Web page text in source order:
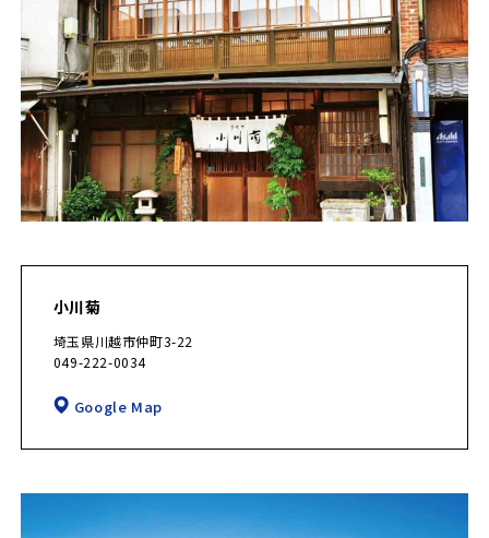
小川菊
埼玉県川越市仲町3-22
049-222-0034
Google Map